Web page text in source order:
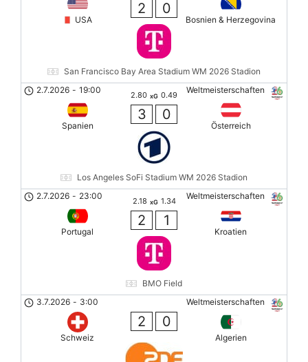
USA
2 0
Bosnien & Herzegovina
San Francisco Bay Area Stadium WM 2026 Stadion
Weltmeisterschaften
2.7.2026 - 19:00
Spanien
2.80 xG 0.49
3 0
Österreich
Los Angeles SoFi Stadium WM 2026 Stadion
Weltmeisterschaften
2.7.2026 - 23:00
Portugal
2.18 xG 1.34
2 1
Kroatien
BMO Field
Weltmeisterschaften
3.7.2026 - 3:00
Schweiz
2 0
Algerien